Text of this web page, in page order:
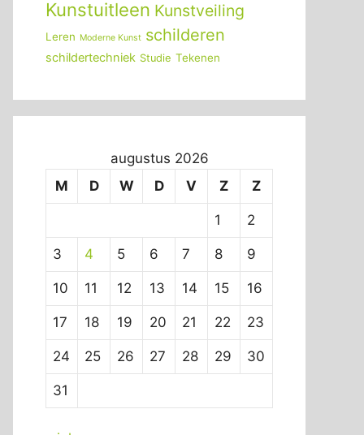
Kunstuitleen Kunstveiling
Leren Moderne Kunst schilderen
schildertechniek Studie Tekenen
augustus 2026
M
D W D V Z Z
1 2
3 4 5 6 7 8 9
10 11 12 13 14 15 16
17 18 19 20 21 22 23
24 25 26 27 28 29 30
31